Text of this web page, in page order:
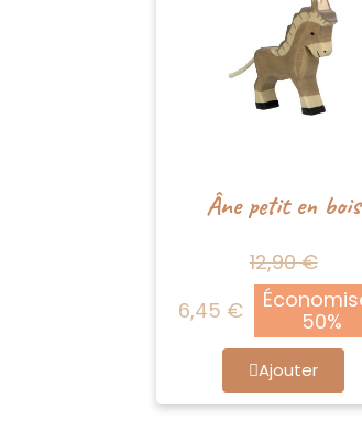
Âne petit en bois
12,90 €
6,45 €
50%
Ajouter